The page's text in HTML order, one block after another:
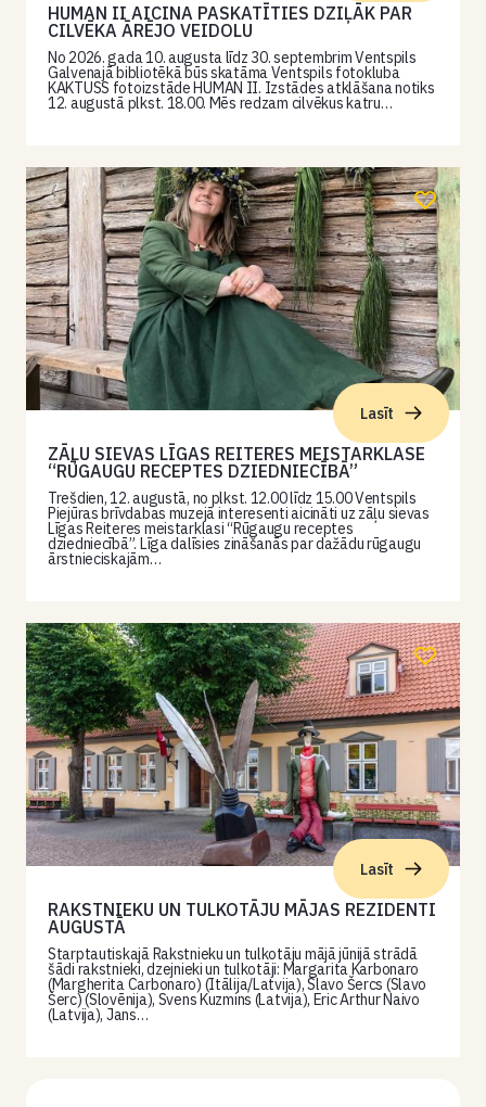
HUMAN II AICINA PASKATĪTIES DZIĻĀK PAR
CILVĒKA ĀRĒJO VEIDOLU
No 2026. gada 10. augusta līdz 30. septembrim Ventspils
Galvenajā bibliotēkā būs skatāma Ventspils fotokluba
KAKTUSS fotoizstāde HUMAN II. Izstādes atklāšana notiks
12. augustā plkst. 18.00. Mēs redzam cilvēkus katru…
Lasīt
ZĀĻU SIEVAS LĪGAS REITERES MEISTARKLASE
“RŪGAUGU RECEPTES DZIEDNIECĪBĀ”
Trešdien, 12. augustā, no plkst. 12.00 līdz 15.00 Ventspils
Piejūras brīvdabas muzejā interesenti aicināti uz zāļu sievas
Līgas Reiteres meistarklasi “Rūgaugu receptes
dziedniecībā”. Līga dalīsies zināšanās par dažādu rūgaugu
ārstnieciskajām…
Lasīt
RAKSTNIEKU UN TULKOTĀJU MĀJAS REZIDENTI
AUGUSTĀ
Starptautiskajā Rakstnieku un tulkotāju mājā jūnijā strādā
šādi rakstnieki, dzejnieki un tulkotāji: Margarita Karbonaro
(Margherita Carbonaro) (Itālija/Latvija), Slavo Šercs (Slavo
Šerc) (Slovēnija), Svens Kuzmins (Latvija), Eric Arthur Naivo
(Latvija), Jans…